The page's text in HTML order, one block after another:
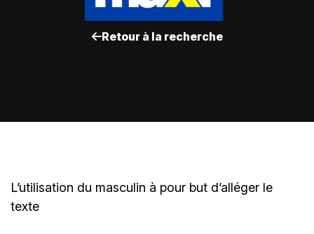
Retour à la recherche
L’utilisation du masculin à pour but d’alléger le
texte